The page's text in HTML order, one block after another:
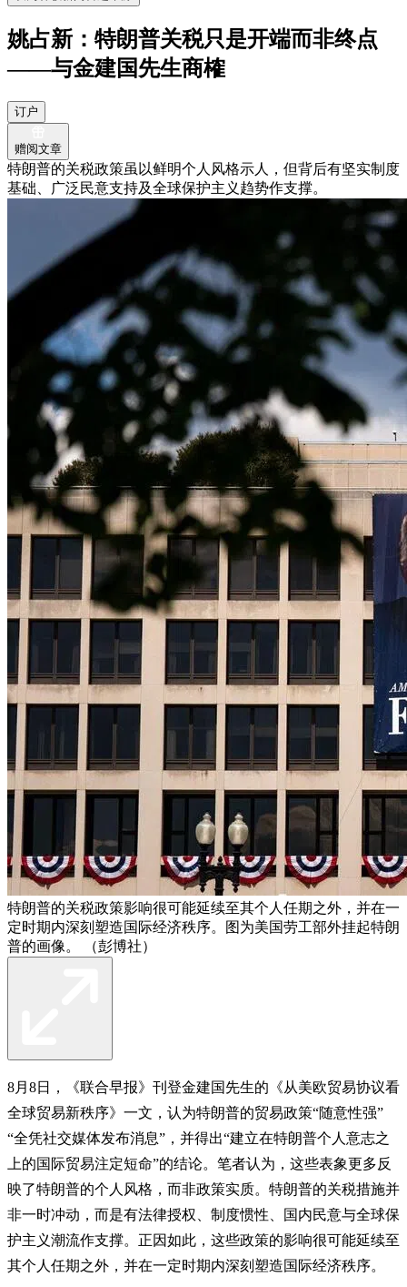
姚占新：特朗普关税只是开端而非终点
——与金建国先生商榷
订户
赠阅文章
特朗普的关税政策虽以鲜明个人风格示人，但背后有坚实制度
基础、广泛民意支持及全球保护主义趋势作支撑。
特朗普的关税政策影响很可能延续至其个人任期之外，并在一
定时期内深刻塑造国际经济秩序。图为美国劳工部外挂起特朗
普的画像。 （彭博社）
8月8日，《联合早报》刊登金建国先生的《从美欧贸易协议看
全球贸易新秩序》一文，认为特朗普的贸易政策“随意性强”
“全凭社交媒体发布消息”，并得出“建立在特朗普个人意志之
上的国际贸易注定短命”的结论。笔者认为，这些表象更多反
映了特朗普的个人风格，而非政策实质。特朗普的关税措施并
非一时冲动，而是有法律授权、制度惯性、国内民意与全球保
护主义潮流作支撑。正因如此，这些政策的影响很可能延续至
其个人任期之外，并在一定时期内深刻塑造国际经济秩序。